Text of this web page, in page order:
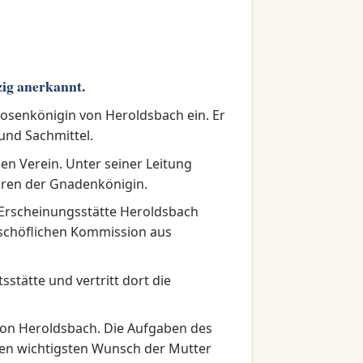
anerkannt.
von Heroldsbach ein. Er
Sachmittel.
Verein. Unter seiner Leitung
der Gnadenkönigin.
Heroldsbach
Kommission aus
und vertritt dort die
Heroldsbach. Die Aufgaben des
wichtigsten Wunsch der Mutter